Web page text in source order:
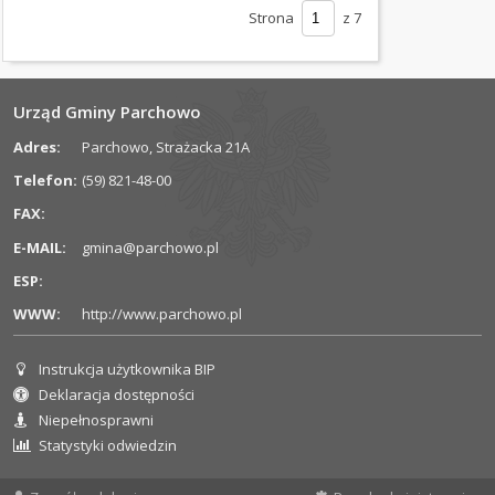
INFORMACJE
O
BIULETYNIE
PLAN
PLANY
MIEJSCOWE
ZINTEGROWANE
INWESTYCYJNE
POMOC
PUBLICZNA
Strona z 7
Urząd Gminy Parchowo
Adres:
Parchowo, Strażacka 21A
Telefon: (59) 821-48-00
FAX:
E-MAIL:
gmina@parchowo.pl
ESP:
WWW:
http://www.parchowo.pl
Informacje dla użytkownika
Instrukcja użytkownika BIP
Deklaracja dostępności
Niepełnosprawni
Statystyki odwiedzin